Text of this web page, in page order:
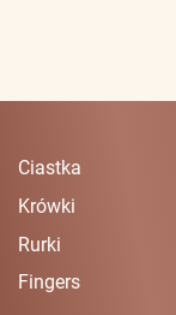
Ciastka
Krówki
Rurki
Fingers